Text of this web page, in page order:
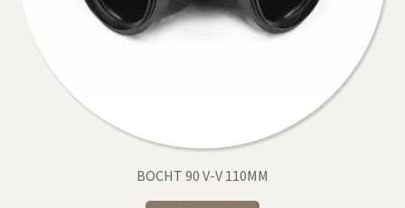
BOCHT 90 V-V 110MM